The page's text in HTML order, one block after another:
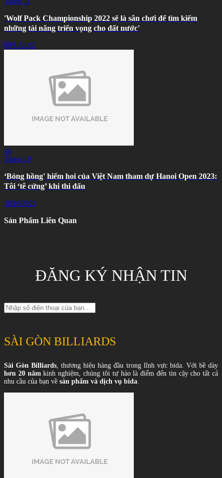
'Wolf Pack Championship 2022 sẽ là sân chơi để tìm kiếm
những tài năng triển vọng cho đất nước'
09/11/2022
10
Tháng 10
‘Bóng hồng' hiếm hoi của Việt Nam tham dự Hanoi Open 2023:
Tôi ‘tê cứng’ khi thi đấu
10/10/2023
Sản Phẩm Liên Quan
ĐĂNG KÝ NHẬN TIN
SÀI GÒN BILLIARDS
Sài Gòn Billiards, thương hiệu hàng đầu trong lĩnh vực bida. Với bề dày
hơn 20 nămkinh nghiệm, chúng tôi tự hào là điểm đến tin cậy cho tất cả
nhu cầu của bạn về sản phẩm và dịch vụ bida.